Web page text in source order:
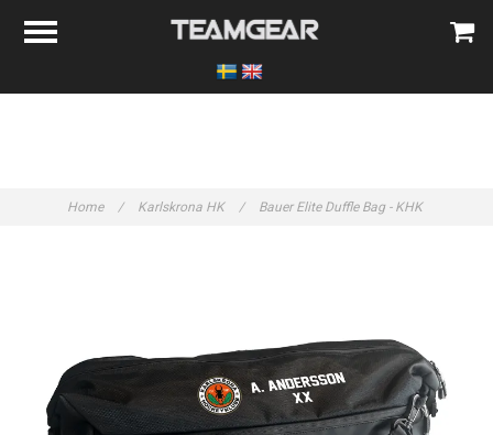
Home / Karlskrona HK / Bauer Elite Duffle Bag - KHK